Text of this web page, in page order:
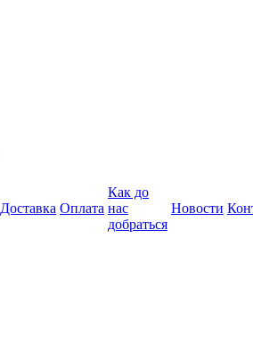
Доставка Оплата
Как до
нас
добраться
Новости